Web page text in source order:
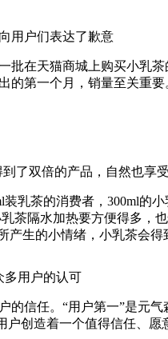
用户们表达了歉意
天猫商城上购买小乳茶
第一个月，销量至关重要
双倍的产品，自然也享受
茶的消费者，300ml的
茶隔水加热要方便得多，
生的小情绪，小乳茶会得
用户的认可
任。“用户第一”是元气
创造着一个值得信任、愿